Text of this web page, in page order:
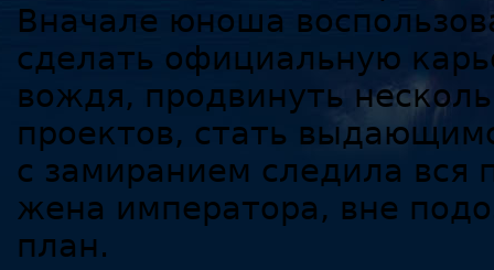
Вначале юноша
сделать официальную
вождя, продвинуть
проектов, стать
с замиранием следила вся
жена императора, вне
план.